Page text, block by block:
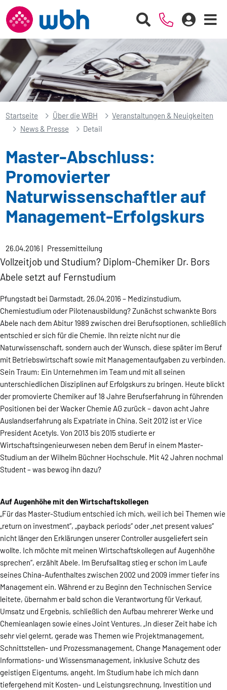
Startseite Über die WBH
Veranstaltungen & Neuigkeiten
News & Presse
Detail
Master-Abschluss:
Promovierter
Naturwissenschaftler auf
Management-Erfolgskurs
26.04.2016| Pressemitteilung
Vollzeitjob und Studium? Diplom-Chemiker Dr. Bors
Abele setzt auf Fernstudium
Pfungstadt bei Darmstadt, 26.04.2016 – Medizinstudium,
Chemiestudium oder Pilotenausbildung? Zunächst schwankte Bors
Abele nach dem Abitur 1989 zwischen drei Berufsoptionen, schließlich
entschied er sich für die Chemie. Ihn reizte nicht nur die
Naturwissenschaft, sondern auch der Wunsch, diese später im Beruf
mit Betriebswirtschaft sowie mit Managementaufgaben zu verbinden.
Sein Traum: Ein Unternehmen im Team und mit all seinen
unterschiedlichen Disziplinen auf Erfolgskurs zu bringen. Heute blickt
der promovierte Chemiker auf 18 Jahre Berufserfahrung in führenden
Positionen bei der Wacker Chemie AG zurück – davon acht Jahre
Auslandserfahrung als Expatriate in China. Seit 2012 ist er Vice
President Acetyls. Von 2013 bis 2015 studierte er
Wirtschaftsingenieurwesen neben dem Beruf in einem Master-
Studium an der Wilhelm Büchner Hochschule. Mit 42 Jahren nochmal
Student – was bewog ihn dazu?
Auf Augenhöhe mit den Wirtschaftskollegen
„Für das Master-Studium entschied ich mich, weil ich bei Themen wie
„return on investment“, „payback periods“ oder „net present values“
nicht länger den Erklärungen unserer Controller ausgeliefert sein
wollte. Ich möchte mit meinen Wirtschaftskollegen auf Augenhöhe
sprechen“, erzählt Abele. Im Berufsalltag stieg er schon im Laufe
seines China-Aufenthaltes zwischen 2002 und 2009 immer tiefer ins
Management ein. Während er zu Beginn den Technischen Service
leitete, übernahm er bald schon die Verantwortung für Verkauf,
Umsatz und Ergebnis, schließlich den Aufbau mehrerer Werke und
Chemieanlagen sowie eines Joint Ventures. „In dieser Zeit habe ich
sehr viel gelernt, gerade was Themen wie Projektmanagement,
Schnittstellen- und Prozessmanagement, Change Management oder
Informations- und Wissensmanagement, inklusive Schutz des
geistigen Eigentums, angeht. Im Studium habe ich mich dann
tiefergehend mit Kosten- und Leistungsrechnung, Investition und